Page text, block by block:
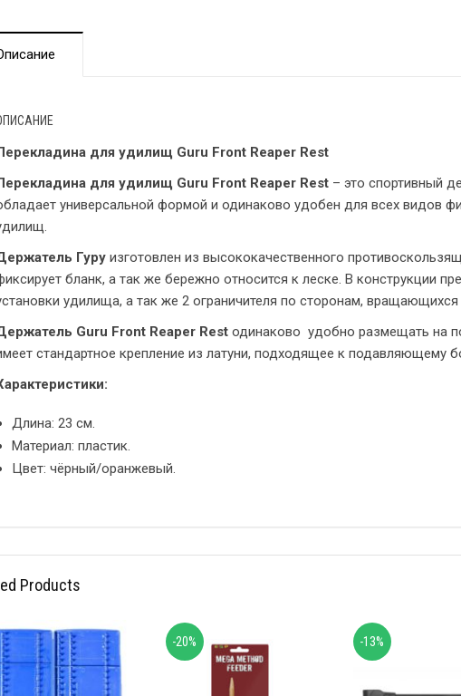
для удилищ Guru Front Reaper Rest
для удилищ Guru Front Reaper Rest – это спортивный
универсальной формой и одинаково удобен для всех видов
Гуру изготовлен из высококачественного
бланк, а так же бережно относится к леске. В конструкции
удилища, а так же 2 ограничителя по сторонам, вращающихся
Guru Front Reaper Rest одинаково удобно размещать на
стандартное крепление из латуни, подходящее к подавляющему
Длина: 23 см.
Материал: пластик.
Цвет: чёрный/оранжевый.
Products
-20% -13%